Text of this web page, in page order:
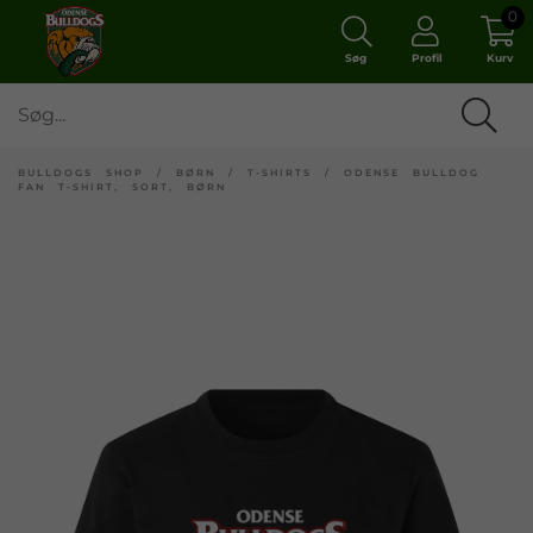
Søg Profil Kurv
0
BULLDOGS SHOP / BØRN / T-SHIRTS / ODENSE BULLDOG
FAN T-SHIRT, SORT, BØRN